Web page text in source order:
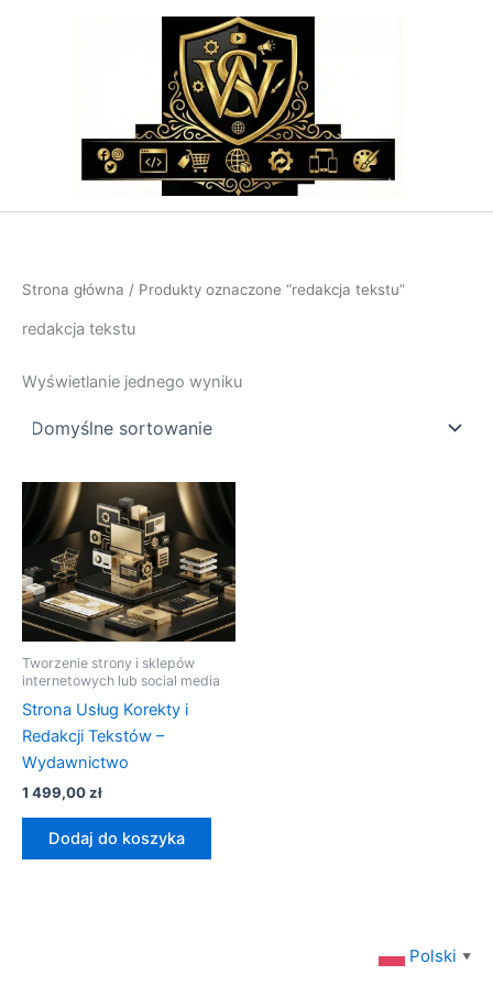
Strona główna / Produkty oznaczone “redakcja tekstu”
redakcja tekstu
Wyświetlanie jednego wyniku
Tworzenie strony i sklepów
internetowych lub social media
Strona Usług Korekty i
Redakcji Tekstów –
Wydawnictwo
1 499,00zł
Dodaj do koszyka
Polski ▼